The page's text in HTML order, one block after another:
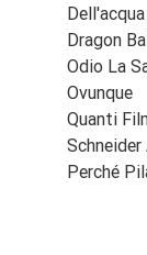
Dragon
Odio La
Ovunque
Quanti
Perché